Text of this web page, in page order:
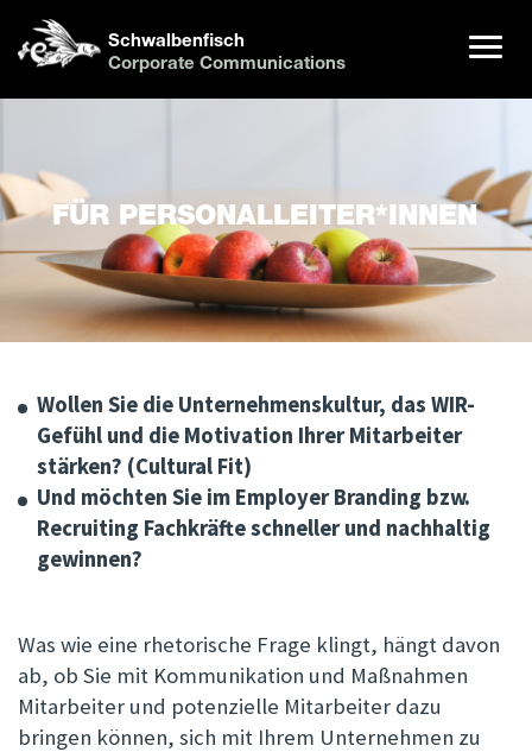
Schwalbenfisch
Corporate Communications
FÜR PERSONALLEITER*INNEN
Wollen Sie die Unternehmenskultur, das WIR-
Gefühl und die Motivation Ihrer Mitarbeiter
stärken? (Cultural Fit)
Und möchten Sie im Employer Branding bzw.
Recruiting Fachkräfte schneller und nachhaltig
gewinnen?
Was wie eine rhetorische Frage klingt, hängt davon
ab, ob Sie mit Kommunikation und Maßnahmen
Mitarbeiter und potenzielle Mitarbeiter dazu
bringen können, sich mit Ihrem Unternehmen zu